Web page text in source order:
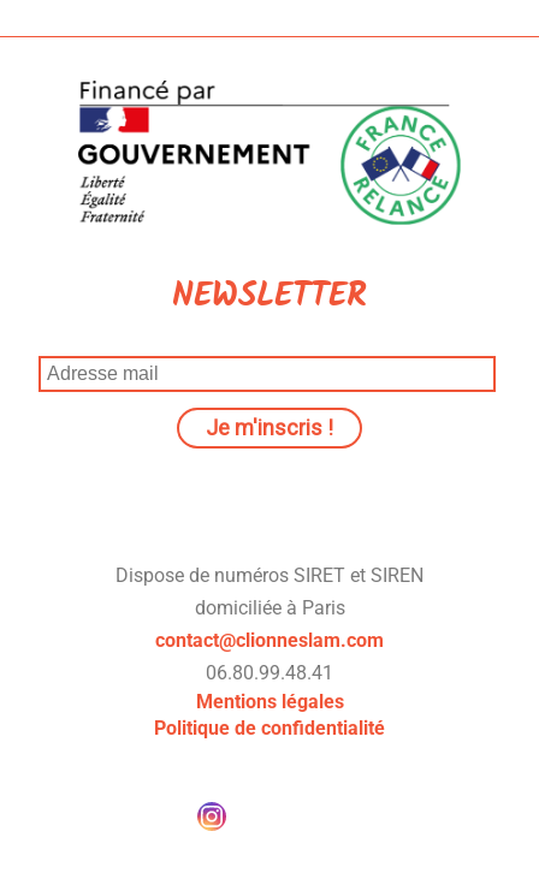
NEWSLETTER
Dispose de numéros SIRET et SIREN
domiciliée à Paris
contact@clionneslam.com
06.80.99.48.41
Mentions légales
Politique de confidentialité